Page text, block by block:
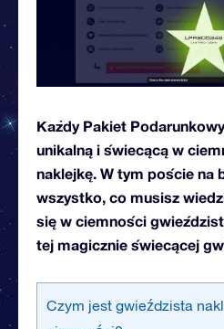
Każdy Pakiet
unikalną i świecącą w
naklejkę. W tym poście na
wszystko, co musisz
się w ciemności
tej magicznie świecącej
Czym jest gwieździsta